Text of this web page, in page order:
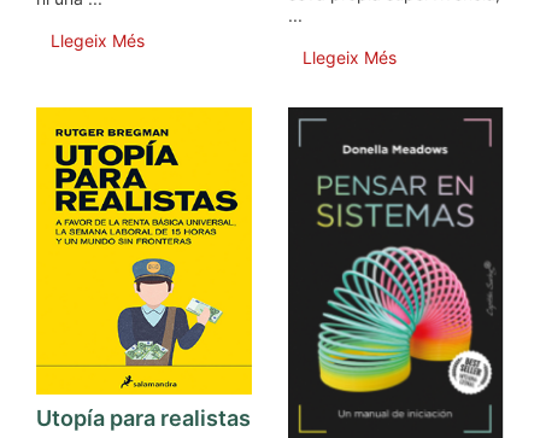
Llegeix Més
...
Llegeix Més
Utopía para realistas